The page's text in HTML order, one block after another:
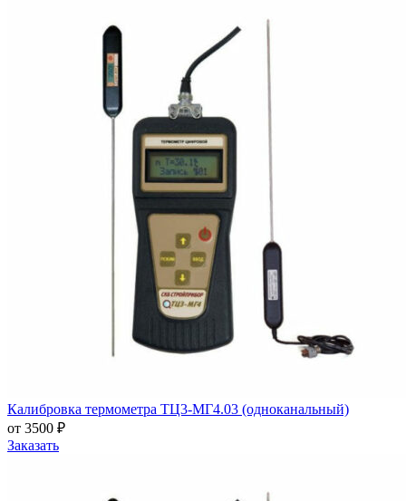
Калибровка термометра ТЦ3-МГ4.03 (одноканальный)
от 3500 ₽
Заказать